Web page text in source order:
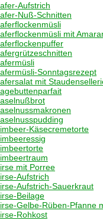
Aufstrich
Nuß-Schnitten
mit
Sonntagsrezept
mit
Käsecremetorte
mit Porree
Aufstrich
Aufstrich-Sauerkraut
Beilage
Gelbe-Rüben-Pfanne
Rohkost